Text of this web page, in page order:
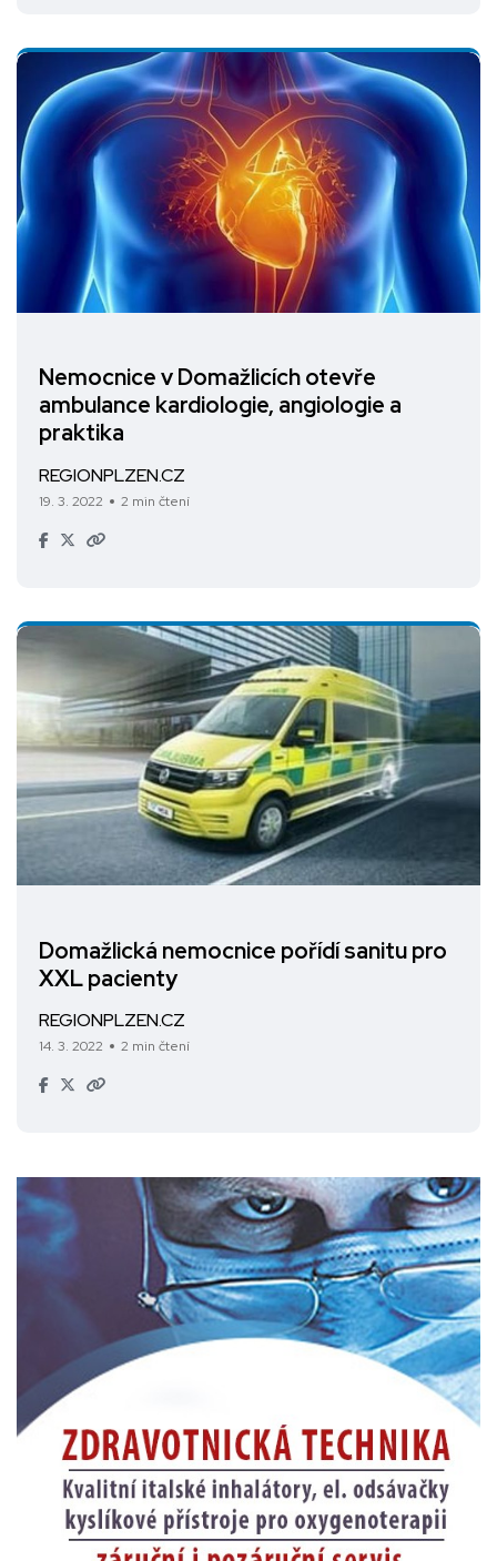
Nemocnice v Domažlicích otevře
ambulance kardiologie, angiologie a
praktika
REGIONPLZEN.CZ
19. 3. 2022 2 min čtení
Domažlická nemocnice pořídí sanitu pro
XXL pacienty
REGIONPLZEN.CZ
14. 3. 2022 2 min čtení